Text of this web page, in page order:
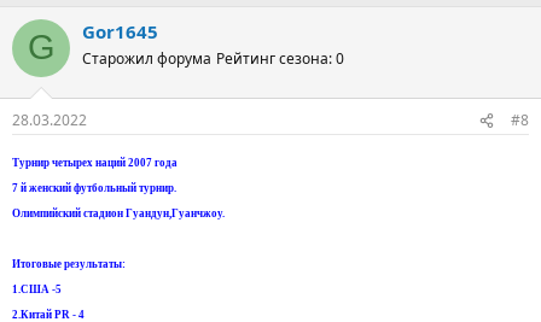
G Gor1645
Старожил форума Рейтинг сезона: 0
28.03.2022 #8
Турнир четырех наций 2007 года
7 й женский футбольный турнир.
Олимпийский стадион Гуандун,Гуанчжоу.
Итоговые результаты:
1.США -5
2.Китай PR - 4